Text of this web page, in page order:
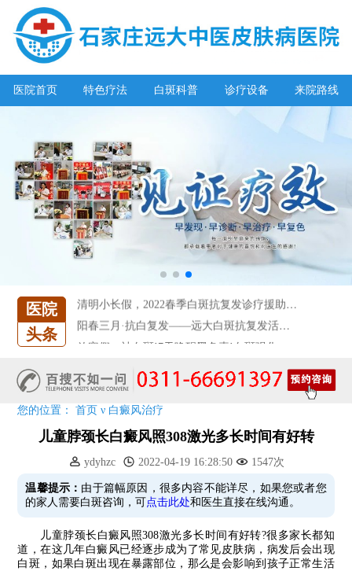
医院首页 特色疗法 白斑科普 诊疗设备 来院路线
医院
头条
7天唤醒黑色素，寒假不留白 体面迎新年!
特邀原清华大学第一附属医院皮肤科主任28-29日来院会诊
预约从速!远大白转黑分享活动即将开幕!特邀北京专家来院坐诊!
恭贺伍德镜检查系统成功落户!暑期超强福利点击领取!
【世界白癜风日】白斑0元普查，更有多重福利千万别错过!
欢乐六一 “粽”享端午——彩绘童画世界 留住美丽瞬间
特邀原清华大学第一附属医院皮肤科主任28-29日来院会诊
您的位置：首页 ν 白癜风治疗
儿童脖颈长白癜风照308激光多长时间有好转
ydyhzc 2022-04-19 16:28:50 1547次
温馨提示： 由于篇幅原因，很多内容不能详尽，如果您或者您
的家人需要白斑咨询，可点击此处和医生直接在线沟通。
儿童脖颈长白癜风照308激光多长时间有好转?很多家长都知
道，在这几年白癜风已经逐步成为了常见皮肤病，病发后会出现
白斑，如果白斑出现在暴露部位，那么是会影响到孩子正常生活